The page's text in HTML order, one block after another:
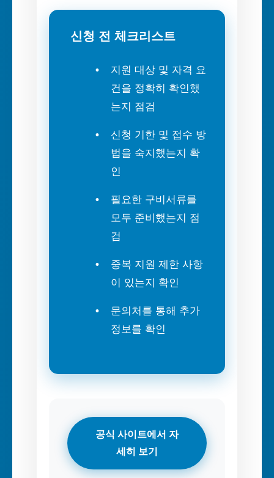
신청 전 체크리스트
지원 대상 및 자격 요
건을 정확히 확인했
는지 점검
신청 기한 및 접수 방
법을 숙지했는지 확
인
필요한 구비서류를
모두 준비했는지 점
검
중복 지원 제한 사항
이 있는지 확인
문의처를 통해 추가
정보를 확인
공식 사이트에서 자
세히 보기